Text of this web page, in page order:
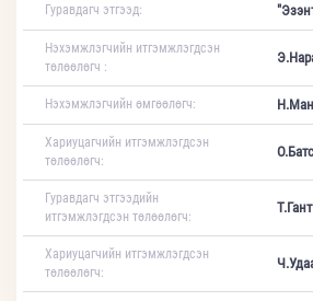
Гуравдагч этгээд:
Нэхэмжлэгчийн итгэмжлэгдсэн
төлөөлөгч :
Нэхэмжлэгчийн өмгөөлөгч:
Хариуцагчийн итгэмжлэгдсэн
төлөөлөгч:
Гуравдагч этгээдийн
итгэмжлэгдсэн төлөөлөгч:
Хариуцагчийн итгэмжлэгдсэн
төлөөлөгч: